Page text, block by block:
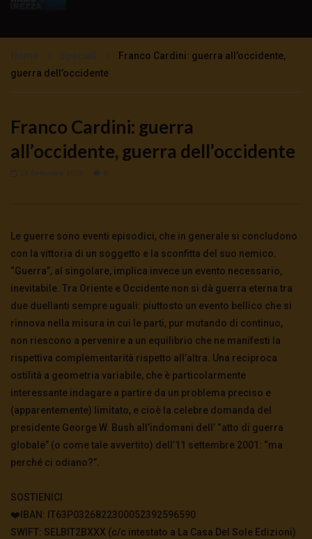
sull’emergenza – Mauro Scardovelli e
Stefano Manera
2.4K
4.1K 0
Emergenza sanitaria: La sintesi di Mauro
Scardovelli
Si potevano salvare molte vite – Mauro
Scardovelli intervista Luigi Cavanna
A marzo si sapeva già tutto – Mauro
Scardovelli commenta il Dott. Pierluigi Viale
Paura della pandemia o pandemia di paura?
– Mauro Scardovelli commenta Giorgio Palù
Franco Cardini: guerra all’occidente,
guerra dell’occidente
Franco Cardini: guerra
all’occidente, guerra dell’occidente
Le guerre sono eventi episodici, che in generale si concludono
con la vittoria di un soggetto e la sconfitta del suo nemico.
“Guerra”, al singolare, implica invece un evento necessario,
inevitabile. Tra Oriente e Occidente non si dà guerra eterna tra
due duellanti sempre uguali: piuttosto un evento bellico che si
rinnova nella misura in cui le parti, pur mutando di continuo,
non riescono a pervenire a un equilibrio che ne manifesti la
rispettiva complementarità rispetto all’altra. Una reciproca
ostilità a geometria variabile, che è particolarmente
interessante indagare a partire da un problema preciso e
(apparentemente) limitato, e cioè la celebre domanda del
presidente George W. Bush all’indomani dell’ “atto di guerra
globale” (o come tale avvertito) dell’11 settembre 2001: “ma
perché ci odiano?”.
SOSTIENICI
❤️IBAN: IT63P0326822300052392596590
SWIFT: SELBIT2BXXX (c/c intestato a La Casa Del Sole Edizioni)